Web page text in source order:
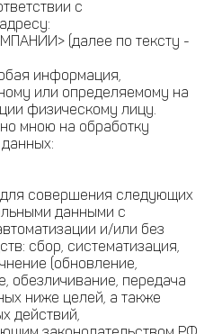
с
(далее по тексту -
информация,
или определяемому на
физическому лицу.
мною на обработку
совершения следующих
данными с
и/или без
сбор, систематизация,
(обновление,
обезличивание, передача
ниже целей, а также
действий,